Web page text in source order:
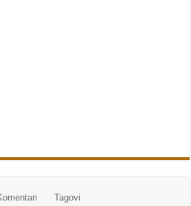
Tagovi